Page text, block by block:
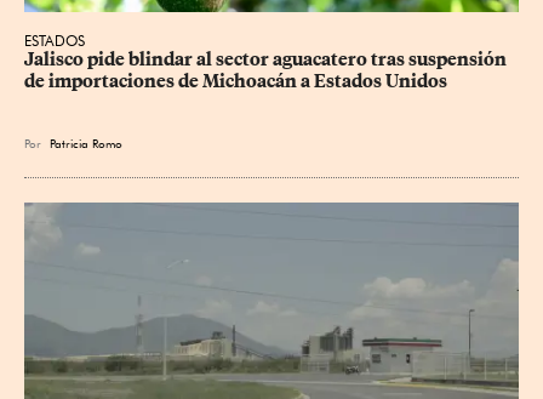
ESTADOS
Jalisco pide blindar al sector aguacatero tras suspensión
de importaciones de Michoacán a Estados Unidos
Por Patricia Romo